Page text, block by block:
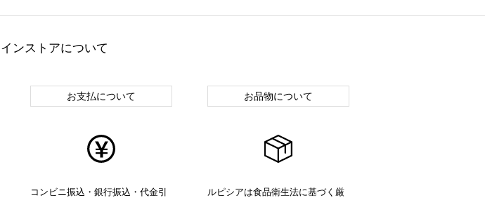
ンストアについて
お支払について
コンビニ振込・銀行振込・代金引
お品物について
ルピシアは食品衛生法に基づく厳